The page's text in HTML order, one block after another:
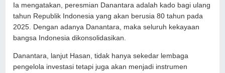
Ia mengatakan, peresmian Danantara adalah kado bagi ulang
tahun Republik Indonesia yang akan berusia 80 tahun pada
2025. Dengan adanya Danantara, maka seluruh kekayaan
bangsa Indonesia dikonsolidasikan.
Danantara, lanjut Hasan, tidak hanya sekedar lembaga
pengelola investasi tetapi juga akan menjadi instrumen